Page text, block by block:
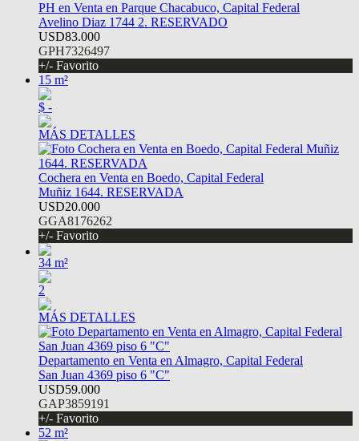
PH en Venta en Parque Chacabuco, Capital Federal
Avelino Diaz 1744 2. RESERVADO
USD83.000
GPH7326497
+/- Favorito
15 m²
$ -
MÁS DETALLES
Cochera en Venta en Boedo, Capital Federal
Muñiz 1644. RESERVADA
USD20.000
GGA8176262
+/- Favorito
34 m²
2
MÁS DETALLES
Departamento en Venta en Almagro, Capital Federal
San Juan 4369 piso 6 "C"
USD59.000
GAP3859191
+/- Favorito
52 m²